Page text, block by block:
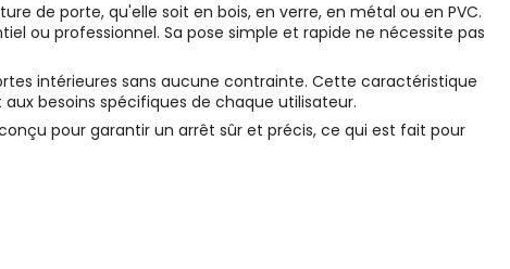
de porte, qu'elle soit en bois, en verre, en métal ou en PVC.
ou professionnel. Sa pose simple et rapide ne nécessite pas
intérieures sans aucune contrainte. Cette caractéristique
besoins spécifiques de chaque utilisateur.
pour garantir un arrêt sûr et précis, ce qui est fait pour